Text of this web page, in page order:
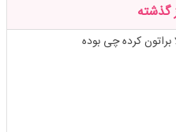
کرده چی بوده